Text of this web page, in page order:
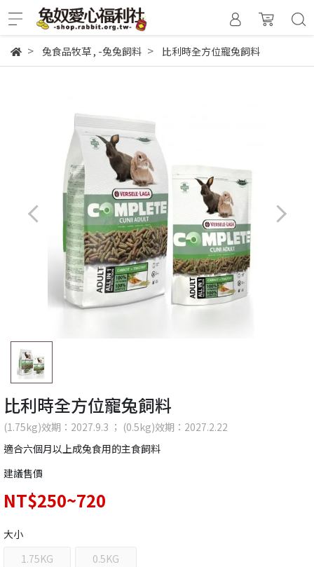
兔食品牧草, -兔兔飼料 比利時全方位寵兔飼料
比利時全方位寵兔飼料
(1.75kg)效期：2027.9.3 ； (0.5kg)效期：2027.2.22
適合六個月以上成兔食用的主食飼料
建議售價
NT$250~720
大小
1.75KG
0.5KG